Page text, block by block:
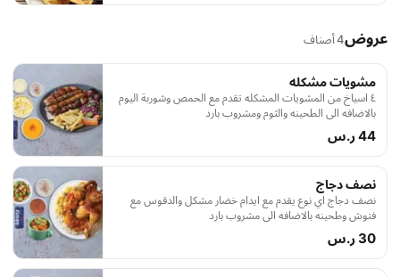
عروض4 أصناف
مشويات مشكله
٤ اسياخ من المشويات المشكله تقدم مع الحمص وشوربة اليوم
بالاضافه الى الطحينه والثوم ومشروب بارد
44 ر.س
نصف دجاج
نصف دجاج اي نوع يقدم مع ايدام خضار مشكل والدقوس مع
فتوش وطحينه بالاضافه الى مشروب بارد
30 ر.س